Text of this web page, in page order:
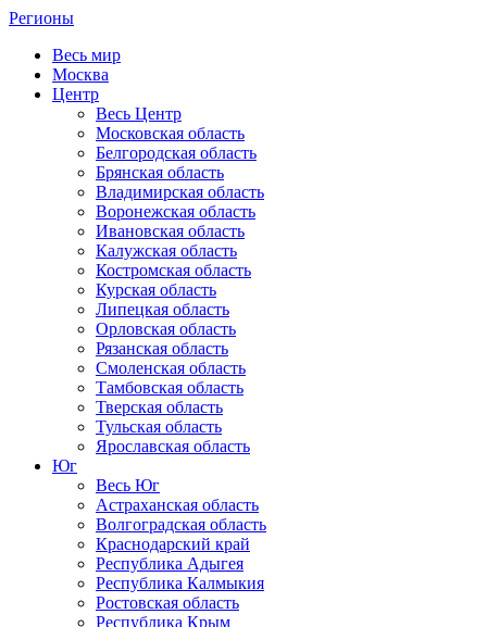
Регионы
Весь мир
Москва
Центр
Весь Центр
Московская область
Белгородская область
Брянская область
Владимирская область
Воронежская область
Ивановская область
Калужская область
Костромская область
Курская область
Липецкая область
Орловская область
Рязанская область
Смоленская область
Тамбовская область
Тверская область
Тульская область
Ярославская область
Юг
Весь Юг
Астраханская область
Волгоградская область
Краснодарский край
Республика Адыгея
Республика Калмыкия
Ростовская область
Республика Крым